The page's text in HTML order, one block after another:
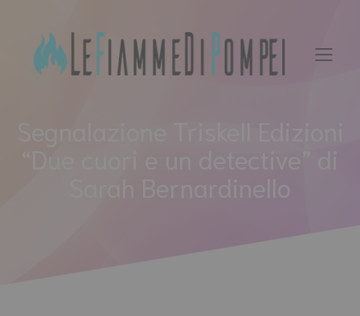
contenuto
Sarah Bernardinello